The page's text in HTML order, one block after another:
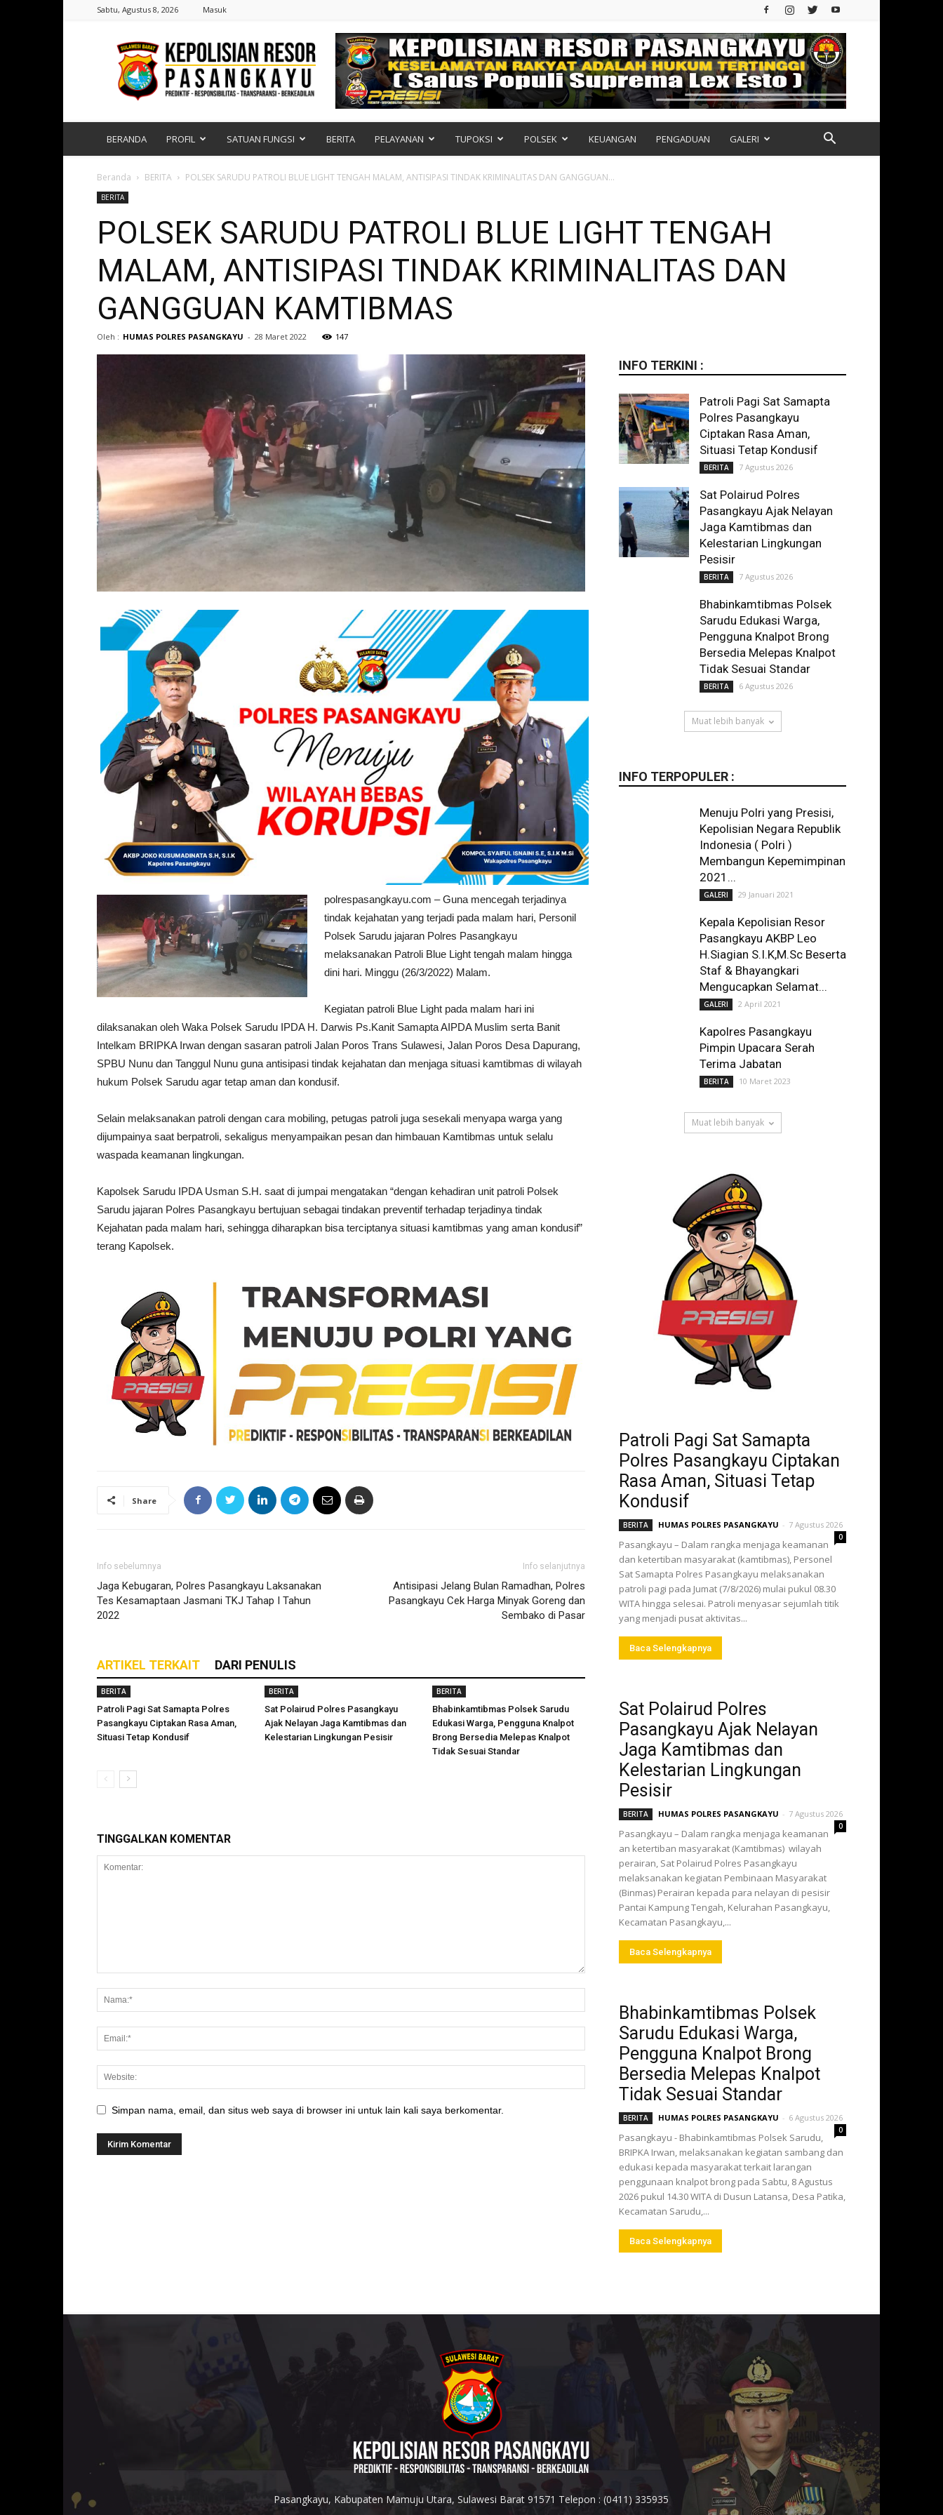
Sabtu, Agustus 8, 2026 Masuk
Polres
Pasangkayu
|
Sulawesi
Barat
BERANDA PROFIL SATUAN FUNGSI BERITA PELAYANAN TUPOKSI POLSEK KEUANGAN PENGADUAN GALERI
Beranda BERITA POLSEK SARUDU PATROLI BLUE LIGHT TENGAH MALAM, ANTISIPASI TINDAK KRIMINALITAS DAN GANGGUAN...
BERITA
POLSEK SARUDU PATROLI BLUE LIGHT TENGAH
MALAM, ANTISIPASI TINDAK KRIMINALITAS DAN
GANGGUAN KAMTIBMAS
Oleh : HUMAS POLRES PASANGKAYU - 28 Maret 2022 147
polrespasangkayu.com – Guna mencegah terjadinya
tindak kejahatan yang terjadi pada malam hari, Personil
Polsek Sarudu jajaran Polres Pasangkayu
melaksanakan Patroli Blue Light tengah malam hingga
dini hari. Minggu (26/3/2022) Malam.
Kegiatan patroli Blue Light pada malam hari ini
dilaksanakan oleh Waka Polsek Sarudu IPDA H. Darwis Ps.Kanit Samapta AIPDA Muslim serta Banit
Intelkam BRIPKA Irwan dengan sasaran patroli Jalan Poros Trans Sulawesi, Jalan Poros Desa Dapurang,
SPBU Nunu dan Tanggul Nunu guna antisipasi tindak kejahatan dan menjaga situasi kamtibmas di wilayah
hukum Polsek Sarudu agar tetap aman dan kondusif.
Selain melaksanakan patroli dengan cara mobiling, petugas patroli juga sesekali menyapa warga yang
dijumpainya saat berpatroli, sekaligus menyampaikan pesan dan himbauan Kamtibmas untuk selalu
waspada keamanan lingkungan.
Kapolsek Sarudu IPDA Usman S.H. saat di jumpai mengatakan “dengan kehadiran unit patroli Polsek
Sarudu jajaran Polres Pasangkayu bertujuan sebagai tindakan preventif terhadap terjadinya tindak
Kejahatan pada malam hari, sehingga diharapkan bisa terciptanya situasi kamtibmas yang aman kondusif”
terang Kapolsek.
Share
Info sebelumnya
Jaga Kebugaran, Polres Pasangkayu Laksanakan
Tes Kesamaptaan Jasmani TKJ Tahap I Tahun
2022
Info selanjutnya
Antisipasi Jelang Bulan Ramadhan, Polres
Pasangkayu Cek Harga Minyak Goreng dan
Sembako di Pasar
ARTIKEL TERKAIT DARI PENULIS
BERITA
Patroli Pagi Sat Samapta Polres
Pasangkayu Ciptakan Rasa Aman,
Situasi Tetap Kondusif
BERITA
Sat Polairud Polres Pasangkayu
Ajak Nelayan Jaga Kamtibmas dan
Kelestarian Lingkungan Pesisir
BERITA
Bhabinkamtibmas Polsek Sarudu
Edukasi Warga, Pengguna Knalpot
Brong Bersedia Melepas Knalpot
Tidak Sesuai Standar
TINGGALKAN KOMENTAR
Simpan nama, email, dan situs web saya di browser ini untuk lain kali saya berkomentar.
INFO TERKINI :
Patroli Pagi Sat Samapta
Polres Pasangkayu
Ciptakan Rasa Aman,
Situasi Tetap Kondusif
BERITA 7 Agustus 2026
Sat Polairud Polres
Pasangkayu Ajak Nelayan
Jaga Kamtibmas dan
Kelestarian Lingkungan
Pesisir
BERITA 7 Agustus 2026
Bhabinkamtibmas Polsek
Sarudu Edukasi Warga,
Pengguna Knalpot Brong
Bersedia Melepas Knalpot
Tidak Sesuai Standar
BERITA 6 Agustus 2026
Muat lebih banyak
INFO TERPOPULER :
Menuju Polri yang Presisi,
Kepolisian Negara Republik
Indonesia ( Polri )
Membangun Kepemimpinan
2021...
GALERI 29 Januari 2021
Kepala Kepolisian Resor
Pasangkayu AKBP Leo
H.Siagian S.I.K,M.Sc Beserta
Staf & Bhayangkari
Mengucapkan Selamat...
GALERI 2 April 2021
Kapolres Pasangkayu
Pimpin Upacara Serah
Terima Jabatan
BERITA 10 Maret 2023
Muat lebih banyak
Patroli Pagi Sat Samapta
Polres Pasangkayu Ciptakan
Rasa Aman, Situasi Tetap
Kondusif
BERITA HUMAS POLRES PASANGKAYU - 7 Agustus 2026
0
Pasangkayu – Dalam rangka menjaga keamanan
dan ketertiban masyarakat (kamtibmas), Personel
Sat Samapta Polres Pasangkayu melaksanakan
patroli pagi pada Jumat (7/8/2026) mulai pukul 08.30
WITA hingga selesai. Patroli menyasar sejumlah titik
yang menjadi pusat aktivitas...
Baca Selengkapnya
Sat Polairud Polres
Pasangkayu Ajak Nelayan
Jaga Kamtibmas dan
Kelestarian Lingkungan
Pesisir
BERITA HUMAS POLRES PASANGKAYU - 7 Agustus 2026
0
Pasangkayu – Dalam rangka menjaga keamanan
an ketertiban masyarakat (Kamtibmas) wilayah
perairan, Sat Polairud Polres Pasangkayu
melaksanakan kegiatan Pembinaan Masyarakat
(Binmas) Perairan kepada para nelayan di pesisir
Pantai Kampung Tengah, Kelurahan Pasangkayu,
Kecamatan Pasangkayu,...
Baca Selengkapnya
Bhabinkamtibmas Polsek
Sarudu Edukasi Warga,
Pengguna Knalpot Brong
Bersedia Melepas Knalpot
Tidak Sesuai Standar
BERITA HUMAS POLRES PASANGKAYU - 6 Agustus 2026
0
Pasangkayu - Bhabinkamtibmas Polsek Sarudu,
BRIPKA Irwan, melaksanakan kegiatan sambang dan
edukasi kepada masyarakat terkait larangan
penggunaan knalpot brong pada Sabtu, 8 Agustus
2026 pukul 14.30 WITA di Dusun Latansa, Desa Patika,
Kecamatan Sarudu,...
Baca Selengkapnya
Pasangkayu, Kabupaten Mamuju Utara, Sulawesi Barat 91571 Telepon : (0411) 335935